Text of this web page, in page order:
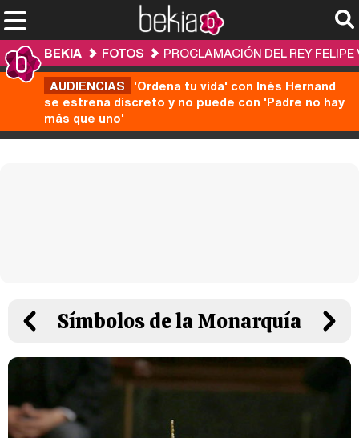
BEKIA FOTOS
PROCLAMACIÓN DEL REY FELIPE
AUDIENCIAS 'Ordena tu vida' con Inés Hernand
se estrena discreto y no puede con 'Padre no hay
más que uno'
Símbolos de la Monarquía